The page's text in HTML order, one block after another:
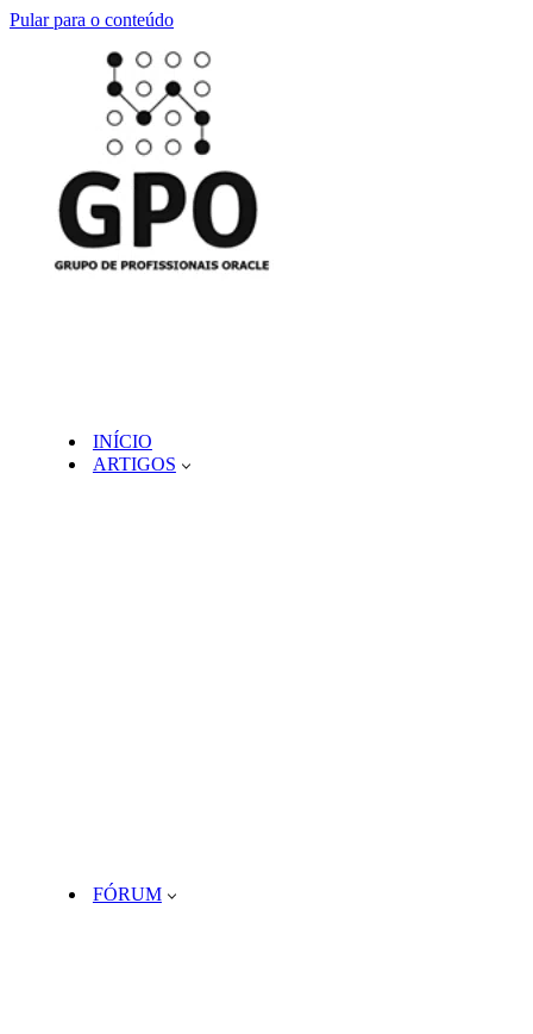
Pular para o conteúdo
INÍCIO
ARTIGOS
FÓRUM